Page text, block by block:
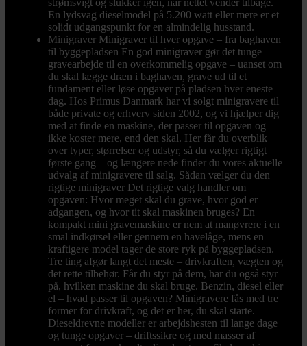
strømsvigt og slukker igen, når nettet vender tilbage.
En lydsvag dieselmodel på 5.200 watt eller mere er et
solidt udgangspunkt for en almindelig husstand.
Minigraver Minigraver til hver opgave – fra baghaven
til byggepladsen En god minigraver gør det tunge
gravearbejde til en overkommelig opgave – uanset om
du skal lægge dræn i baghaven, grave ud til et
fundament eller løse opgaver på pladsen hver eneste
dag. Hos Primus Danmark har vi solgt minigravere til
både private og erhverv siden 2002, og vi hjælper dig
med at finde en maskine, der passer til opgaven og
ikke koster mere, end den skal. Her får du overblik
over typer, størrelser og udstyr, så du vælger rigtigt
første gang – og længere nede finder du vores aktuelle
udvalg af minigravere til salg. Sådan vælger du den
rigtige minigraver Det rigtige valg handler om
opgaven: Hvor meget skal du grave, hvor god er
adgangen, og hvor tit skal maskinen bruges? En
kompakt mini gravemaskine er nem at manøvrere i en
smal indkørsel eller gennem en havelåge, mens en
kraftigere model tager de store ryk på byggepladsen.
Tre ting afgør langt det meste – drivkraften, vægten og
det rette tilbehør. Får du styr på dem, har du også styr
på, hvilken maskine du skal bruge. Benzin, diesel eller
el – hvad passer til opgaven? Minigravere fås med tre
former for drivkraft, og det er her, du skal starte.
Dieseldrevne modeller er arbejdshesten til lange dage
og tunge opgaver – driftssikre og med masser af